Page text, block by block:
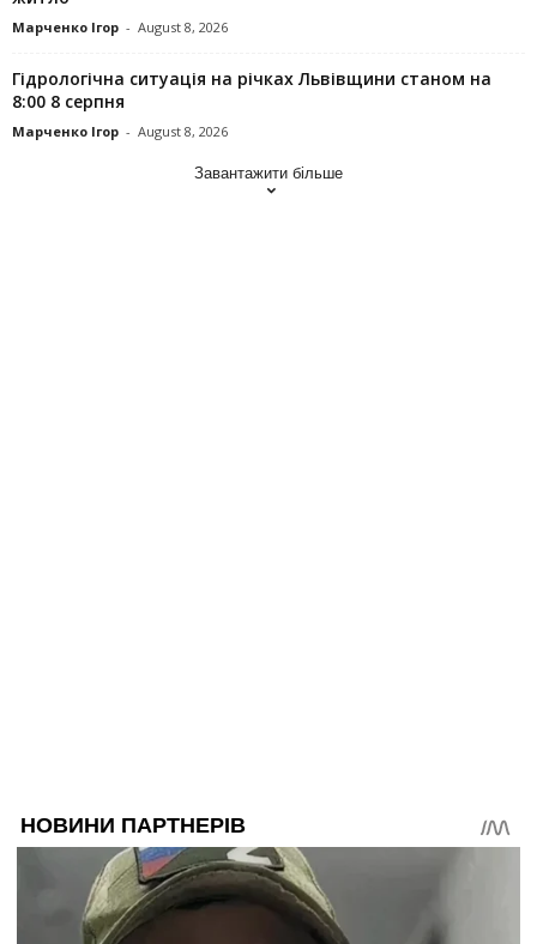
Марченко Ігор - August 8, 2026
Гідрологічна ситуація на річках Львівщини станом на
8:00 8 серпня
Марченко Ігор - August 8, 2026
Завантажити більше